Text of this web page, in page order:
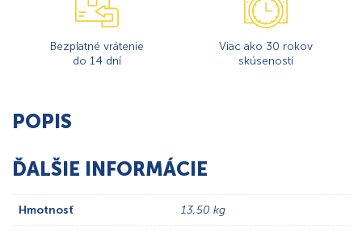
Bezplatné vrátenie
do 14 dní
Viac ako 30 rokov
skúseností
POPIS
ĎALŠIE INFORMÁCIE
Hmotnosť 13,50 kg